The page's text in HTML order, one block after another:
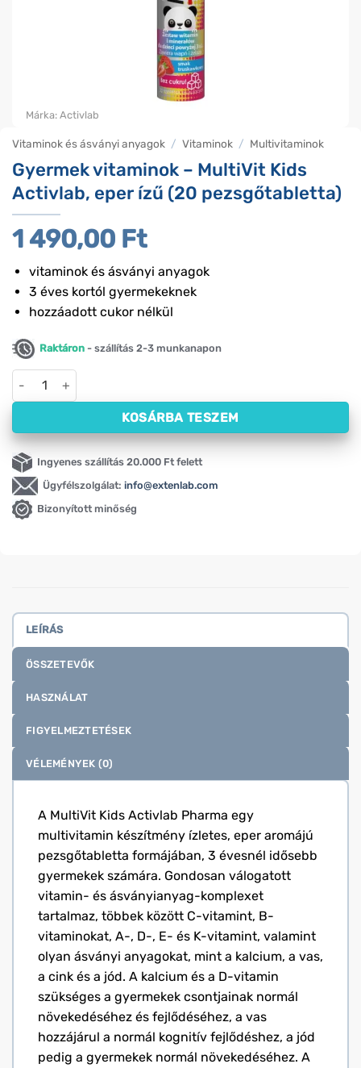
Vitaminok és ásványi anyagok / Vitaminok / Multivitaminok
Gyermek vitaminok – MultiVit Kids
Activlab, eper ízű (20 pezsgőtabletta)
1 490,00 Ft
vitaminok és ásványi anyagok
3 éves kortól gyermekeknek
hozzáadott cukor nélkül
Raktáron - szállítás 2-3 munkanapon
Gyermek vitaminok – MultiVit Kids Activlab, eper ízű (20
KOSÁRBA TESZEM
Ingyenes szállítás 20.000 Ft felett
Ügyfélszolgálat: info@extenlab.com
Bizonyított minőség
Márka: Activlab
LEÍRÁS
ÖSSZETEVŐK
HASZNÁLAT
FIGYELMEZTETÉSEK
VÉLEMÉNYEK (0)
A MultiVit Kids Activlab Pharma egy
multivitamin készítmény ízletes, eper aromájú
pezsgőtabletta formájában, 3 évesnél idősebb
gyermekek számára. Gondosan válogatott
vitamin- és ásványianyag-komplexet
tartalmaz, többek között C-vitamint, B-
vitaminokat, A-, D-, E- és K-vitamint, valamint
olyan ásványi anyagokat, mint a kalcium, a vas,
a cink és a jód. A kalcium és a D-vitamin
szükséges a gyermekek csontjainak normál
növekedéséhez és fejlődéséhez, a vas
hozzájárul a normál kognitív fejlődéshez, a jód
pedig a gyermekek normál növekedéséhez. A